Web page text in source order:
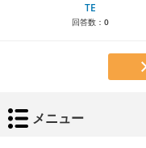
TE
回答数： 0
メニュー